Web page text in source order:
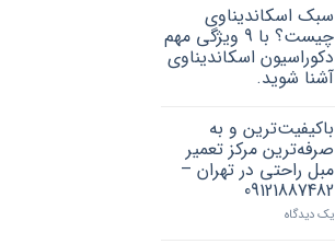
سبک اسکاندیناوی
چیست؟ با 9 ویژگی مهم
دکوراسیون اسکاندیناوی
آشنا شوید.
باکیفیت‌ترین و به
صرفه‌ترین مرکز تعمیر
مبل راحتی در تهران –
09121887482
یک دیدگاه